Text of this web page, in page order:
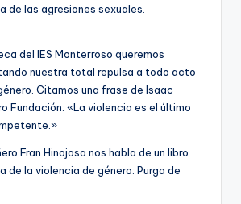
de las agresiones sexuales.
del IES Monterroso queremos
nuestra total repulsa a todo acto
Citamos una frase de Isaac
Fundación: «La violencia es el último
Fran Hinojosa nos habla de un libro
de la violencia de género: Purga de